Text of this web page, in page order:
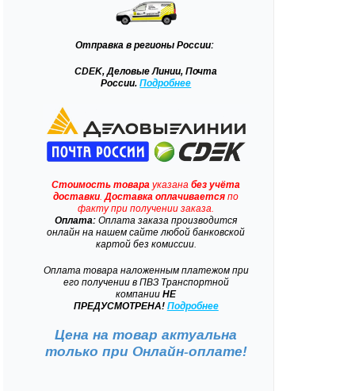
Отправка в регионы России:
CDEK, Деловые Линии, Почта
России.Подробнее
Стоимость товара указанабез учёта
доставки .Доставка оплачивается по
факту при получении заказа.
Оплата: Оплата заказа производится
онлайн на нашем сайте любой банковской
картой без комиссии.
Оплата товара наложенным платежом при
его получении в ПВЗ Транспортной
компании НЕ
ПРЕДУСМОТРЕНА! Подробнее
Цена на товар актуальна
только при Онлайн-оплате!